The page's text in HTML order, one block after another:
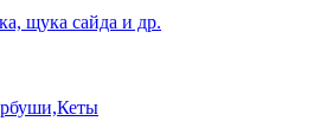
щука сайда и др.